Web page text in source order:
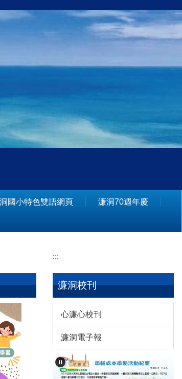
國小特色雙語網頁 濂洞70週年慶
:::
濂洞校刊
心濂心校刊
濂洞電子報